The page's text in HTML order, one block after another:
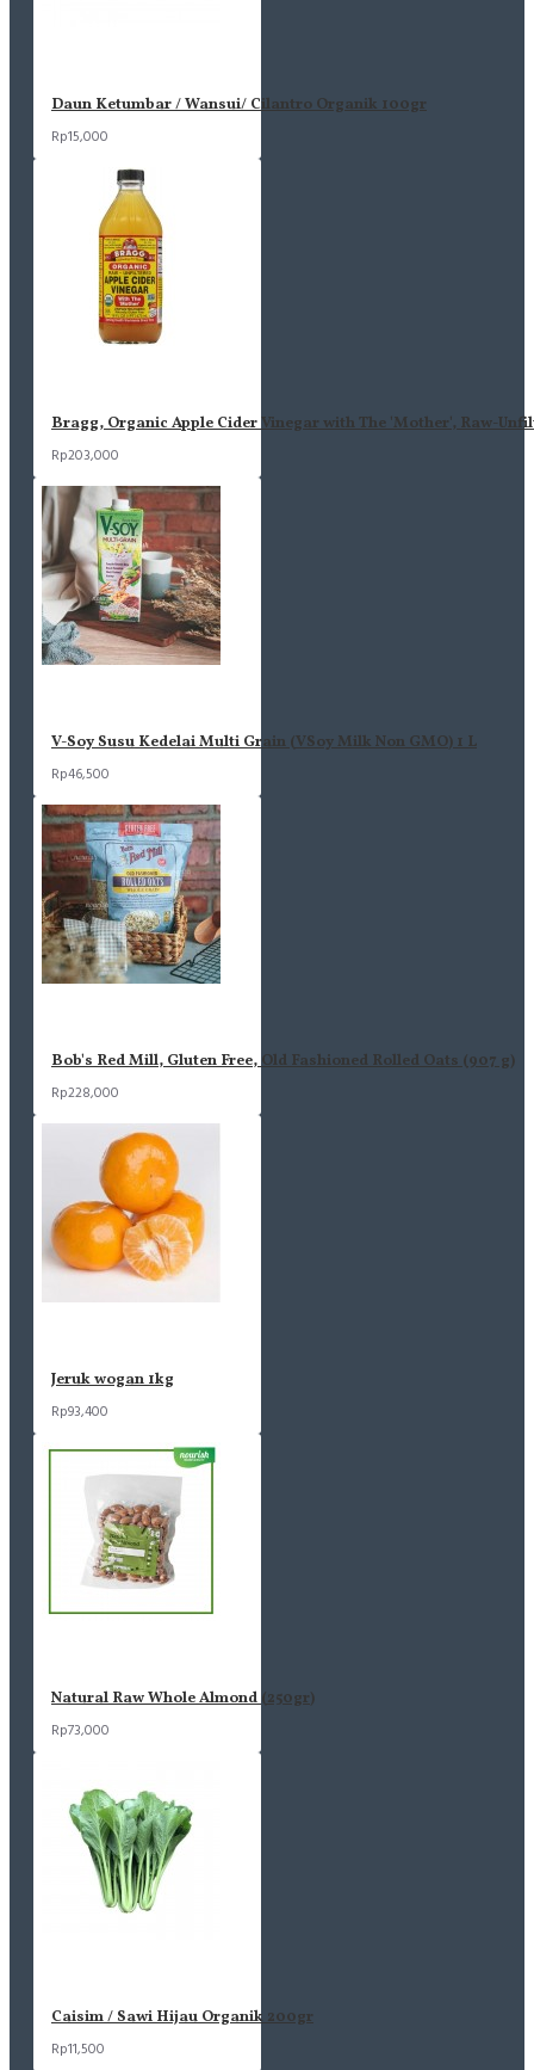
Daun Ketumbar / Wansui/ Cilantro Organik 100gr
Rp15,000
Bragg, Organic Apple Cider Vinegar with The 'Mother', Raw-
Rp203,000
V-Soy Susu Kedelai Multi Grain (VSoy Milk Non GMO) 1 L
Rp46,500
Bob's Red Mill, Gluten Free, Old Fashioned Rolled Oats (907 g)
Rp228,000
Jeruk wogan 1kg
Rp93,400
Natural Raw Whole Almond (250gr)
Rp73,000
Caisim / Sawi Hijau Organik 200gr
Rp11,500